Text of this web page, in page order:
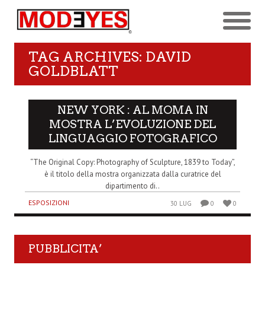
TAG ARCHIVES: DAVID
GOLDBLATT
NEW YORK : AL MOMA IN
MOSTRA L’EVOLUZIONE DEL
LINGUAGGIO FOTOGRAFICO
“The Original Copy: Photography of Sculpture, 1839 to Today”,
è il titolo della mostra organizzata dalla curatrice del
dipartimento di..
ESPOSIZIONI 30 LUG 0 0
PUBBLICITA’